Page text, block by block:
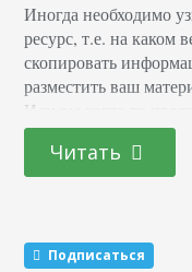
Иногда необходимо
ресурс, т.е. на каком
скопировать
разместить ваш
Или вы когда-то
веб-ресурс в ведение
теперь возникли
необходимо узнать
Читать
Подписаться